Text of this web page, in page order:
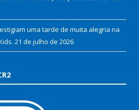
uma tarde de muita alegria na
21 de julho de 2026